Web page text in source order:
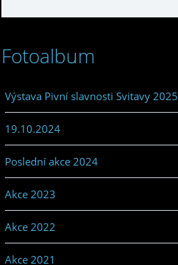
Fotoalbum
Výstava Pivní slavnosti Svitavy 2025
19.10.2024
Poslední akce 2024
Akce 2023
Akce 2022
Akce 2021